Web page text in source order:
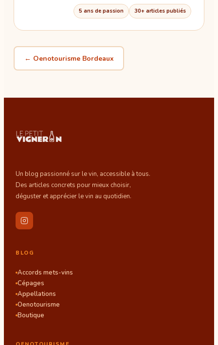
5 ans de passion 30+ articles publiés
← Oenotourisme Bordeaux
Un blog passionné sur le vin, accessible à tous.
Des articles concrets pour mieux choisir,
déguster et apprécier le vin au quotidien.
BLOG
Accords mets-vins
Cépages
Appellations
Oenotourisme
Boutique